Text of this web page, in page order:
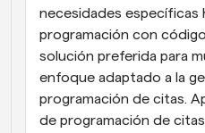
necesidades específicas
programación con
solución preferida para
enfoque adaptado a la
programación de citas.
de programación de